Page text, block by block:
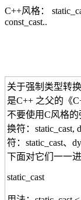
C++风格：
const_cast..
关于强制类型转
是C++ 之父的《
不要使用C风格
换符：static_cast,
符：static_cast、
下面对它们一一进
static_cast